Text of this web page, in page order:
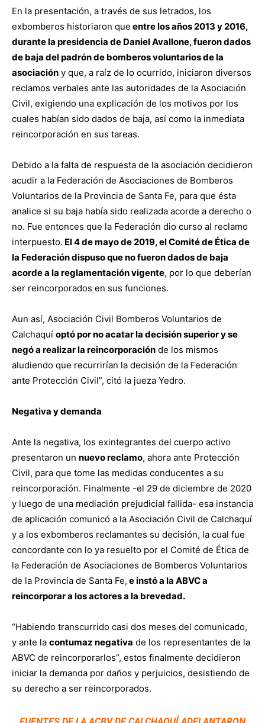
En la presentación, a través de sus letrados, los
exbomberos historiaron que entre los años 2013 y 2016,
durante la presidencia de Daniel Avallone, fueron dados
de baja del padrón de bomberos voluntarios de la
asociación y que, a raíz de lo ocurrido, iniciaron diversos
reclamos verbales ante las autoridades de la Asociación
Civil, exigiendo una explicación de los motivos por los
cuales habían sido dados de baja, así como la inmediata
reincorporación en sus tareas.
Debido a la falta de respuesta de la asociación decidieron
acudir a la Federación de Asociaciones de Bomberos
Voluntarios de la Provincia de Santa Fe, para que ésta
analice si su baja había sido realizada acorde a derecho o
no. Fue entonces que la Federación dio curso al reclamo
interpuesto. El 4 de mayo de 2019, el Comité de Ética de
la Federación dispuso que no fueron dados de baja
acorde a la reglamentación vigente, por lo que deberían
ser reincorporados en sus funciones.
Aun así, Asociación Civil Bomberos Voluntarios de
Calchaquí optó por no acatar la decisión superior y se
negó a realizar la reincorporación de los mismos
aludiendo que recurrirían la decisión de la Federación
ante Protección Civil”, citó la jueza Yedro.
Negativa y demanda
Ante la negativa, los exintegrantes del cuerpo activo
presentaron un nuevo reclamo, ahora ante Protección
Civil, para que tome las medidas conducentes a su
reincorporación. Finalmente -el 29 de diciembre de 2020
y luego de una mediación prejudicial fallida- esa instancia
de aplicación comunicó a la Asociación Civil de Calchaquí
y a los exbomberos reclamantes su decisión, la cual fue
concordante con lo ya resuelto por el Comité de Ética de
la Federación de Asociaciones de Bomberos Voluntarios
de la Provincia de Santa Fe, e instó a la ABVC a
reincorporar a los actores a la brevedad.
“Habiendo transcurrido casi dos meses del comunicado,
y ante la contumaz negativa de los representantes de la
ABVC de reincorporarlos”, estos finalmente decidieron
iniciar la demanda por daños y perjuicios, desistiendo de
su derecho a ser reincorporados.